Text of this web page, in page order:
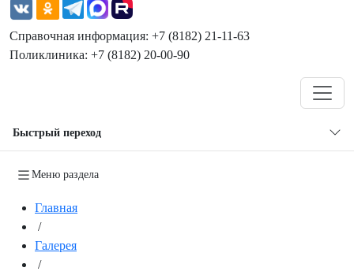
Справочная информация: +7 (8182) 21-11-63
Поликлиника: +7 (8182) 20-00-90
Быстрый переход
Меню раздела
Главная
/
Галерея
/